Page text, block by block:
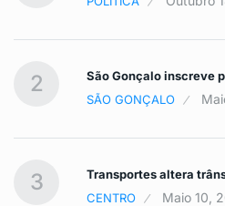
2
São Gonçalo inscreve
SÃO GONÇALO
3
Transportes altera
CENTRO
Maio 10,